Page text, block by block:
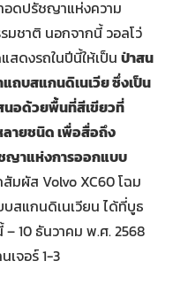
อดปรัชญาแห่งความ
มชาติ นอกจากนี้ วอลโว่
สดงรถในปีนี้ให้เป็น ป่าสน
ถบสแกนดิเนเวีย ซึ่งเป็น
นอด้วยพื้นที่สีเขียวที่
ายชนิด เพื่อสื่อถึง
ญาแห่งการออกแบบ
มผัส Volvo XC60 โฉม
บสแกนดิเนเวียน ได้ที่บูธ
– 10 ธันวาคม พ.ศ. 2568
เจอร์ 1-3